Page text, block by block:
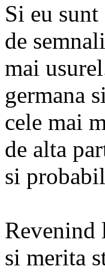
Si eu
de
mai
germana
cele mai
de alta
si
Revenind
si merita